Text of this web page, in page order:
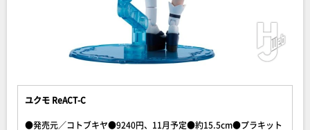
ユクモ ReACT-C
●発売元／コトブキヤ●9240円、11月予定●約15.5cm●プラキット